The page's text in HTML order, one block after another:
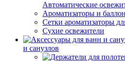
Автоматические
Ароматизаторы и
Сетки ароматизаторы
Сухие освежители
и санузлов